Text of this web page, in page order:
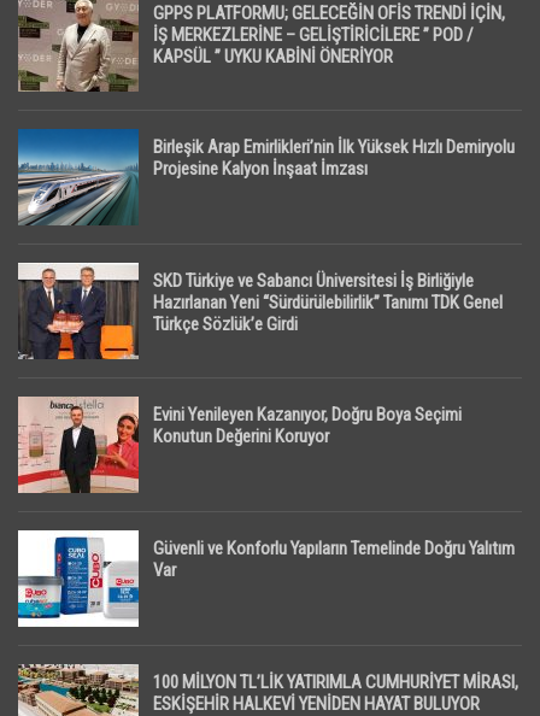
GPPS PLATFORMU; GELECEĞİN OFİS TRENDİ İÇİN,
İŞ MERKEZLERİNE – GELİŞTİRİCİLERE ” POD /
KAPSÜL ” UYKU KABİNİ ÖNERİYOR
Birleşik Arap Emirlikleri’nin İlk Yüksek Hızlı Demiryolu
Projesine Kalyon İnşaat İmzası
SKD Türkiye ve Sabancı Üniversitesi İş Birliğiyle
Hazırlanan Yeni “Sürdürülebilirlik” Tanımı TDK Genel
Türkçe Sözlük’e Girdi
Evini Yenileyen Kazanıyor, Doğru Boya Seçimi
Konutun Değerini Koruyor
Güvenli ve Konforlu Yapıların Temelinde Doğru Yalıtım
Var
100 MİLYON TL’LİK YATIRIMLA CUMHURİYET MİRASI,
ESKİŞEHİR HALKEVİ YENİDEN HAYAT BULUYOR